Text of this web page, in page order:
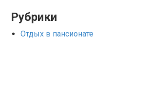
Рубрики
Отдых в пансионате